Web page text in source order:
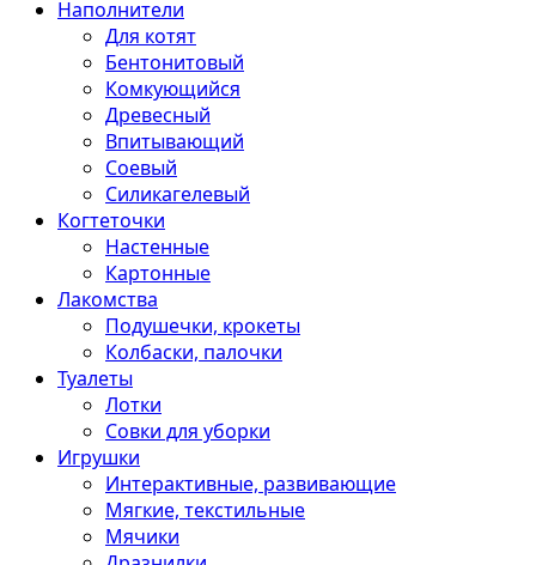
Наполнители
Для котят
Бентонитовый
Комкующийся
Древесный
Впитывающий
Соевый
Силикагелевый
Когтеточки
Настенные
Картонные
Лакомства
Подушечки, крокеты
Колбаски, палочки
Туалеты
Лотки
Совки для уборки
Игрушки
Интерактивные, развивающие
Мягкие, текстильные
Мячики